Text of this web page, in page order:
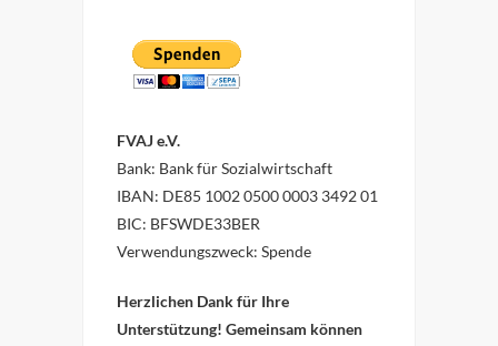
FVAJ e.V.
Bank: Bank für Sozialwirtschaft
IBAN: DE85 1002 0500 0003 3492 01
BIC: BFSWDE33BER
Verwendungszweck: Spende
Herzlichen Dank für Ihre
Unterstützung! Gemeinsam können